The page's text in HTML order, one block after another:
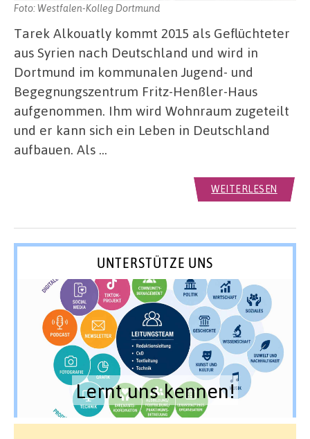
Foto: Westfalen-Kolleg Dortmund
Tarek Alkouatly kommt 2015 als Geflüchteter
aus Syrien nach Deutschland und wird in
Dortmund im kommunalen Jugend- und
Begegnungszentrum Fritz-Henßler-Haus
aufgenommen. Ihm wird Wohnraum zugeteilt
und er kann sich ein Leben in Deutschland
aufbauen. Als …
WEITERLESEN
UNTERSTÜTZE UNS
Lernt uns kennen!